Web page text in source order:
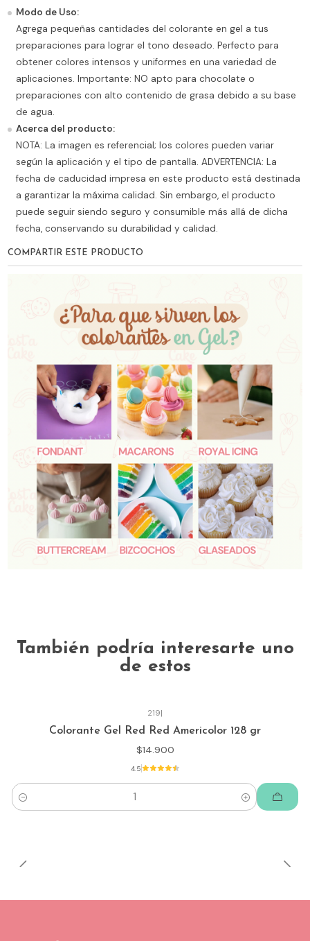
Modo de Uso:
Agrega pequeñas cantidades del colorante en gel a tus
preparaciones para lograr el tono deseado. Perfecto para
obtener colores intensos y uniformes en una variedad de
aplicaciones. Importante: NO apto para chocolate o
preparaciones con alto contenido de grasa debido a su base
de agua.
Acerca del producto:
NOTA: La imagen es referencial; los colores pueden variar
según la aplicación y el tipo de pantalla. ADVERTENCIA: La
fecha de caducidad impresa en este producto está destinada
a garantizar la máxima calidad. Sin embargo, el producto
puede seguir siendo seguro y consumible más allá de dicha
fecha, conservando su durabilidad y calidad.
COMPARTIR ESTE PRODUCTO
También podría interesarte uno
de estos
219|
Colorante Gel Red Red Americolor 128 gr
$14.900
4.5
Cantidad